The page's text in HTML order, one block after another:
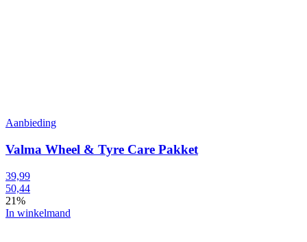
Aanbieding
Valma Wheel & Tyre Care Pakket
39,99
50,44
21%
In winkelmand